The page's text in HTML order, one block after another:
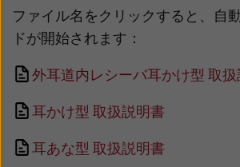
ファイル名をクリックすると、自
ドが開始されます：
外耳道内レシーバ耳かけ型 取
耳かけ型 取扱説明書
耳あな型 取扱説明書